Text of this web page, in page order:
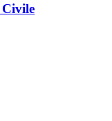
Civile